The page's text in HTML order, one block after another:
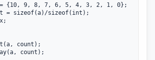
9, 8, 7, 6, 5, 4, 3, 2, 1, 0};
= sizeof(a)/sizeof(int);
count);
count);